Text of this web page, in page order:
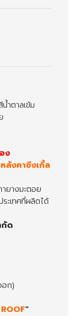
ำตาลเข้ม
ง
หลังคาซิงเกิ้ล
ายางมะตอ
ระเทศที่ผลิตได้
กัด
ก)
"